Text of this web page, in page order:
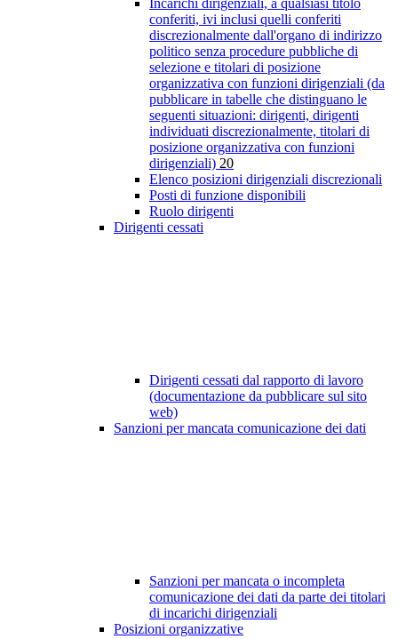
Incarichi dirigenziali, a qualsiasi titolo
conferiti, ivi inclusi quelli conferiti
discrezionalmente dall'organo di indirizzo
politico senza procedure pubbliche di
selezione e titolari di posizione
organizzativa con funzioni dirigenziali (da
pubblicare in tabelle che distinguano le
seguenti situazioni: dirigenti, dirigenti
individuati discrezionalmente, titolari di
posizione organizzativa con funzioni
dirigenziali) 20
Elenco posizioni dirigenziali discrezionali
Posti di funzione disponibili
Ruolo dirigenti
Dirigenti cessati
Dirigenti cessati dal rapporto di lavoro
(documentazione da pubblicare sul sito
web)
Sanzioni per mancata comunicazione dei dati
Sanzioni per mancata o incompleta
comunicazione dei dati da parte dei titolari
di incarichi dirigenziali
Posizioni organizzative